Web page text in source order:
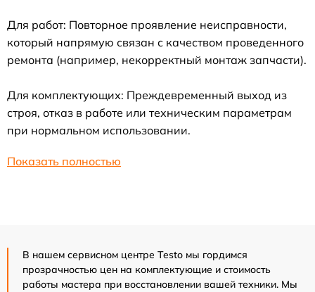
Для работ: Повторное проявление неисправности,
который напрямую связан с качеством проведенного
ремонта (например, некорректный монтаж запчасти).
Для комплектующих: Преждевременный выход из
строя, отказ в работе или техническим параметрам
при нормальном использовании.
Показать полностью
В нашем сервисном центре Testo мы гордимся
прозрачностью цен на комплектующие и стоимость
работы мастера при восстановлении вашей техники. Мы